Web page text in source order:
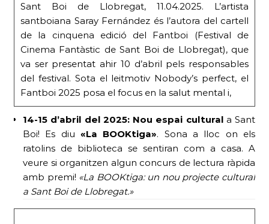
Sant Boi de Llobregat, 11.04.2025. L’artista
santboiana Saray Fernández és l’autora del cartell
de la cinquena edició del Fantboi (Festival de
Cinema Fantàstic de Sant Boi de Llobregat), que
va ser presentat ahir 10 d’abril pels responsables
del festival. Sota el leitmotiv Nobody’s perfect, el
Fantboi 2025 posa el focus en la salut mental i,
14-15 d’abril del 2025: Nou espai culturala Sant
Boi! Es diu «La BOOKtiga». Sona a lloc on els
ratolins de biblioteca se sentiran com a casa. A
veure si organitzen algun concurs de lectura ràpida
amb premi! «La BOOKtiga: un nou projecte cultural
a Sant Boi de Llobregat.»